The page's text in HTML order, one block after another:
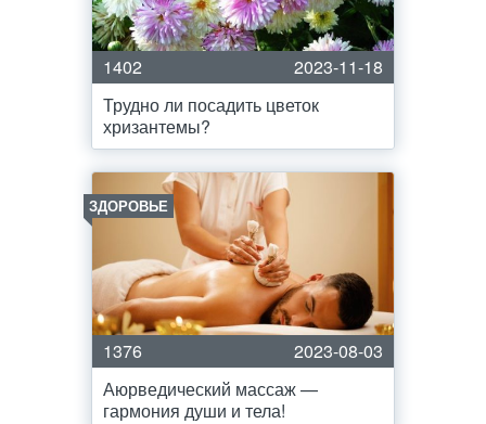
1402
2023-11-18
Трудно ли посадить цветок
хризантемы?
ЗДОРОВЬЕ
1376
2023-08-03
Аюрведический массаж —
гармония души и тела!